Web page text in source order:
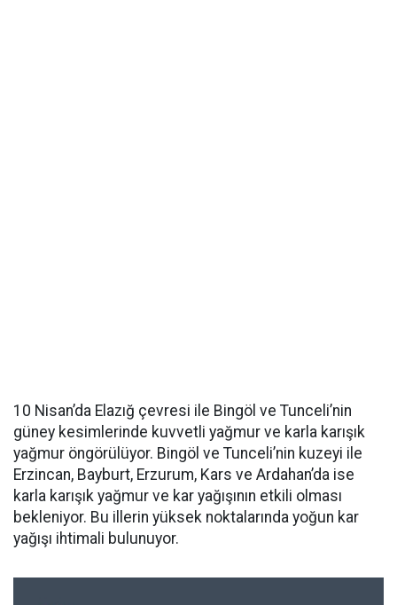
10 Nisan’da Elazığ çevresi ile Bingöl ve Tunceli’nin
güney kesimlerinde kuvvetli yağmur ve karla karışık
yağmur öngörülüyor. Bingöl ve Tunceli’nin kuzeyi ile
Erzincan, Bayburt, Erzurum, Kars ve Ardahan’da ise
karla karışık yağmur ve kar yağışının etkili olması
bekleniyor. Bu illerin yüksek noktalarında yoğun kar
yağışı ihtimali bulunuyor.